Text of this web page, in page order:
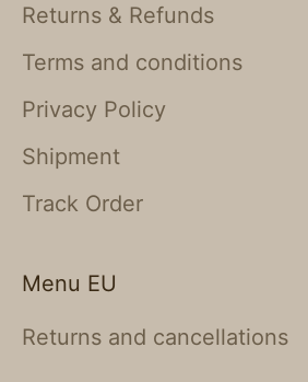
Returns & Refunds
Terms and conditions
Privacy Policy
Shipment
Track Order
Menu EU
Returns and cancellations